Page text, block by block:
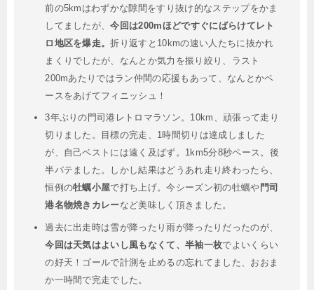
前の5kmはわずかな隙間をすり抜け的なステップをかま
してましたが、今回は200mほどですぐにばらけてレト
ロ地区を爆走。折り返すと10kmの速い人たちに抜かれ
まくりでしたが、なんとか気力を振り絞り、ラスト
200mあたりではラン仲間の応援もあって、なんとかペ
ースをあげてフィニッシュ！
3年ぶりの門司港レトロマラソン。10km、頑張って走り
切りました。目標の完走、1時間切りは達成しました
が、自己ベストには遠く及ばず。1km5分8秒ペース。後
半バテました。しかし結果はどうあれ走り終わったら、
恒例の牡蠣小屋で打ち上げ。今シーズン初の牡蠣や 門司
港名物焼きカレーなど美味しく頂きました。
過去に出走時は雪が降ったり雨が降ったりだったのが、
今回は天気はよいし風もなくて、半袖一枚でよいくらい
の好天！ゴールで計測を止めるの忘れてました、おおま
か一時間で完走でした。